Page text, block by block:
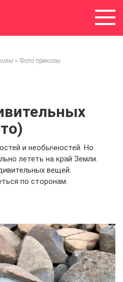
» Фото приколы
и необычностей. Но
лететь на край Земли.
вещей.
по сторонам.